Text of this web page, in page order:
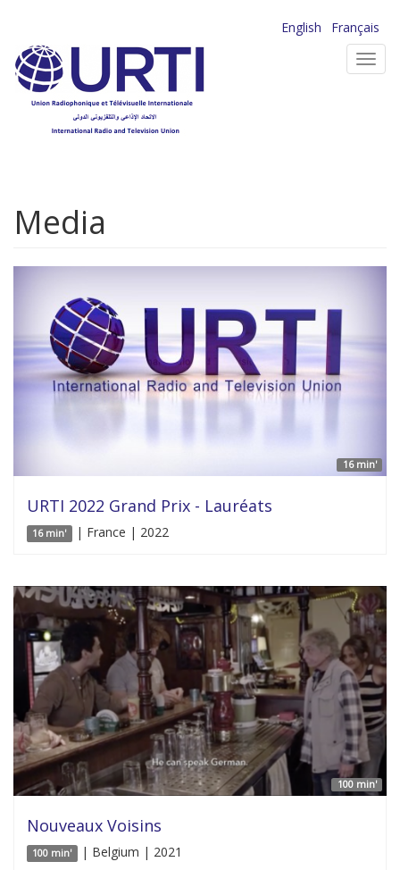
contenu
principal
English
Français
Media
16 min'
URTI 2022 Grand Prix - Lauréats
16 min' | France | 2022
100 min'
Nouveaux Voisins
100 min' | Belgium | 2021